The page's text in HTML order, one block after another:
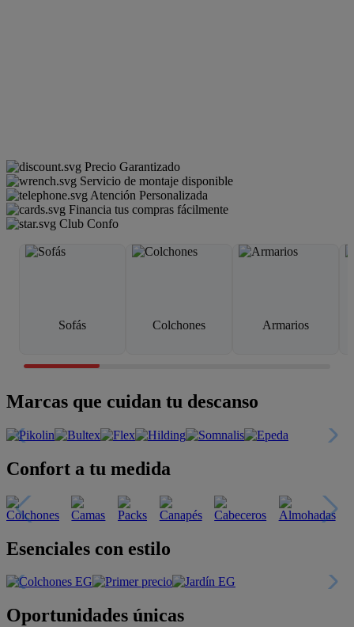
Precio Garantizado
Servicio de montaje disponible
Atención Personalizada
Financia tus compras fácilmente
Club Confo
Sofás Colchones Armarios
Marcas que cuidan tu descanso
Confort a tu medida
Esenciales con estilo
Oportunidades únicas